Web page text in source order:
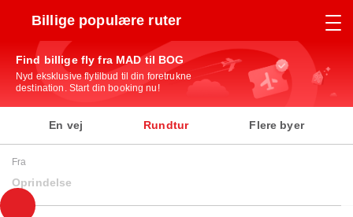
Billige populære ruter
Find billige fly fra MAD til BOG
Nyd eksklusive flytilbud til din foretrukne
destination. Start din booking nu!
En vej Rundtur Flere byer
Fra
Oprindelse